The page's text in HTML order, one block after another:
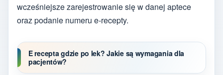
wcześniejsze zarejestrowanie się w danej aptece
oraz podanie numeru e-recepty.
E recepta gdzie po lek? Jakie są wymagania dla
pacjentów?